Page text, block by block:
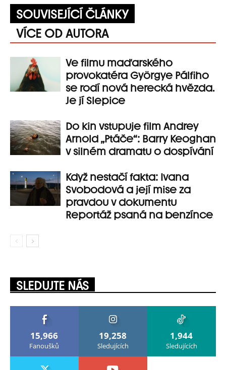
SOUVISEJÍCÍ ČLÁNKY
VÍCE OD AUTORA
Ve filmu maďarského
provokatéra Györgye Pálfiho
se rodí nová herecká hvězda.
Je jí Slepice
Do kin vstupuje film Andrey
Arnold „Ptáče“: Barry Keoghan
v silném dramatu o dospívání
Když nestačí fakta: Ivana
Svobodová a její mise za
pravdou v dokumentu
Reportáž psaná na benzínce
SLEDUJTE NÁS
15,966
Fanoušků
19,258
Sledujících
1,944
Sledujících